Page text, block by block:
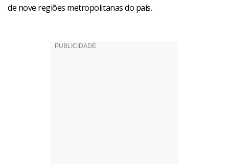
de nove regiões metropolitanas do país.